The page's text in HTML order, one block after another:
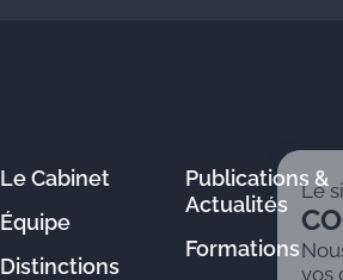
Le Cabinet
Équipe
Distinctions
Publications &
Actualités
Formations
Le site Féral est 100%
COOKIE FREE !
Nous ne collectons pas
vos données personnelles